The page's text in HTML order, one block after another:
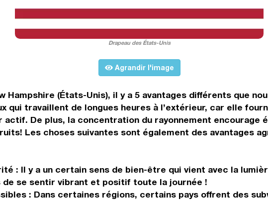
Drapeau des États-Unis
Agrandir l'image
Hampshire (États-Unis), il y a 5 avantages différents que
qui travaillent de longues heures à l’extérieur, car elle
actif. De plus, la concentration du rayonnement encourage
Les choses suivantes sont également des avantages
: Il y a un certain sens de bien-être qui vient avec la
de se sentir vibrant et positif toute la journée !
: Dans certaines régions, certains pays offrent des